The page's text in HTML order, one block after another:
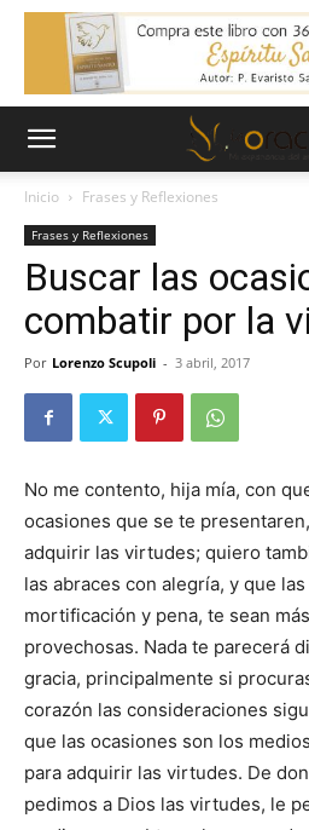
Inicio Frases y Reflexiones
Frases y Reflexiones
Buscar las
combatir por la
Por Lorenzo Scupoli - 3 abril, 2017
No me contento, hija mía, con
ocasiones que se te
adquirir las virtudes; quiero
las abraces con alegría, y que
mortificación y pena, te sean
provechosas. Nada te parecerá
gracia, principalmente si
corazón las consideraciones
que las ocasiones son los
para adquirir las virtudes. De
pedimos a Dios las virtudes, le